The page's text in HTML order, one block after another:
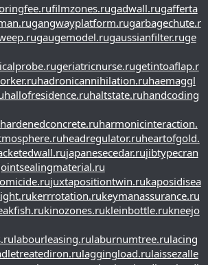
filmzones.rugadwall.rugafferta
gangwayplatform.rugarbagechute.r
gaugemodel.rugaussianfilter.ruge
geriatricnurse.rugetintoaflap.r
hadronicannihilation.ruhaemaggl
hallofresidence.ruhaltstate.ruhandcoding
hardenedconcrete.ruharmonicinteraction.
headregulator.ruheartofgold.
japanesecedar.rujibtypecran
juxtapositiontwin.rukaposidisea
kerrrotation.rukeymanassurance.ru
kinozones.rukleinbottle.rukneejo
labourleasing.rulaburnumtree.rulacing
laggingload.rulaissezalle